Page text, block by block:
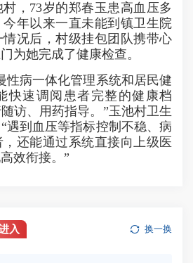
73岁的郑春玉患高血压多
年以来一直未能到镇卫生院
况后，村级挂包团队携带心
为她完成了健康检查。
病一体化管理系统和居民健
快速调阅患者完整的健康档
访、用药指导。”玉池村卫生
遇到血压等指标控制不稳、病
还能通过系统直接向上级医
效衔接。”
入 换一换